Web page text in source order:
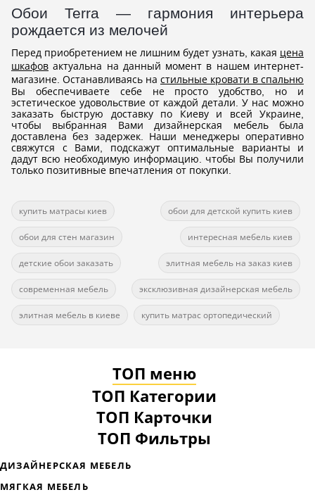
Обои Terra — гармония интерьера
рождается из мелочей
Перед приобретением не лишним будет узнать, какая цена
шкафов актуальна на данный момент в нашем интернет-
магазине. Останавливаясь на стильные кровати в спальню
Вы обеспечиваете себе не просто удобство, но и
эстетическое удовольствие от каждой детали. У нас можно
заказать быструю доставку по Киеву и всей Украине,
чтобы выбранная Вами дизайнерская мебель была
доставлена без задержек. Наши менеджеры оперативно
свяжутся с Вами, подскажут оптимальные варианты и
дадут всю необходимую информацию. чтобы Вы получили
только позитивные впечатления от покупки.
купить матрасы киев обои для детской купить киев
обои для стен магазин интересная мебель киев
детские обои заказать элитная мебель на заказ киев
современная мебель эксклюзивная дизайнерская мебель
элитная мебель в киеве купить матрас ортопедический
ТОП меню
ТОП Категории
ТОП Карточки
ТОП Фильтры